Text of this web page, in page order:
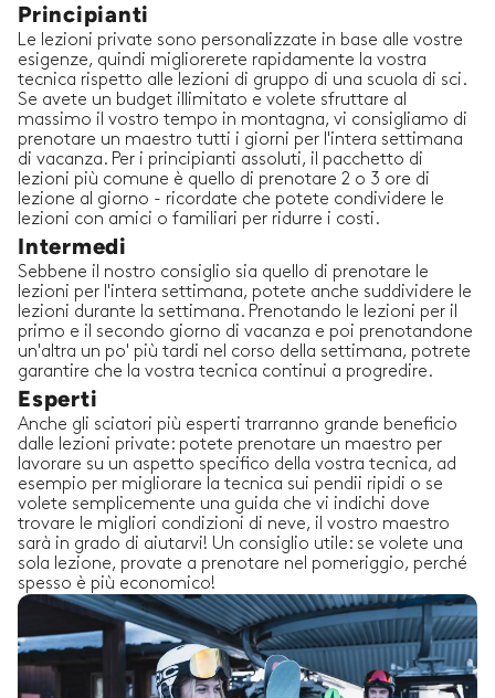
Principianti
Le lezioni private sono personalizzate in base alle vostre
esigenze, quindi migliorerete rapidamente la vostra
tecnica rispetto alle lezioni di gruppo di una scuola di sci.
Se avete un budget illimitato e volete sfruttare al
massimo il vostro tempo in montagna, vi consigliamo di
prenotare un maestro tutti i giorni per l'intera settimana
di vacanza. Per i principianti assoluti, il pacchetto di
lezioni più comune è quello di prenotare 2 o 3 ore di
lezione al giorno - ricordate che potete condividere le
lezioni con amici o familiari per ridurre i costi.
Intermedi
Sebbene il nostro consiglio sia quello di prenotare le
lezioni per l'intera settimana, potete anche suddividere le
lezioni durante la settimana. Prenotando le lezioni per il
primo e il secondo giorno di vacanza e poi prenotandone
un'altra un po' più tardi nel corso della settimana, potrete
garantire che la vostra tecnica continui a progredire.
Esperti
Anche gli sciatori più esperti trarranno grande beneficio
dalle lezioni private: potete prenotare un maestro per
lavorare su un aspetto specifico della vostra tecnica, ad
esempio per migliorare la tecnica sui pendii ripidi o se
volete semplicemente una guida che vi indichi dove
trovare le migliori condizioni di neve, il vostro maestro
sarà in grado di aiutarvi! Un consiglio utile: se volete una
sola lezione, provate a prenotare nel pomeriggio, perché
spesso è più economico!